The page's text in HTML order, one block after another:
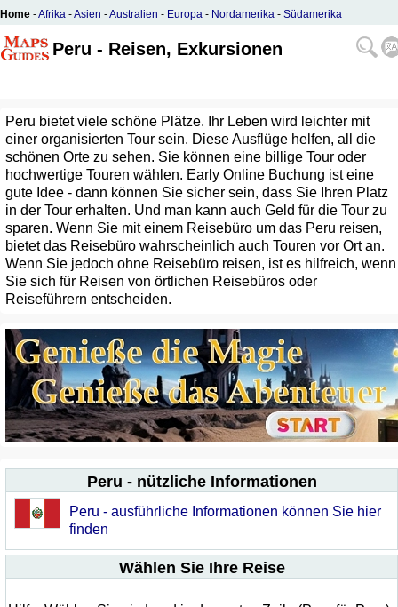
Home -Afrika -Asien -Australien - Europa - Nordamerika - Südamerika
Peru - Reisen, Exkursionen
Peru bietet viele schöne Plätze. Ihr Leben wird leichter mit
einer organisierten Tour sein. Diese Ausflüge helfen, all die
schönen Orte zu sehen. Sie können eine billige Tour oder
hochwertige Touren wählen. Early Online Buchung ist eine
gute Idee - dann können Sie sicher sein, dass Sie Ihren Platz
in der Tour erhalten. Und man kann auch Geld für die Tour zu
sparen. Wenn Sie mit einem Reisebüro um das Peru reisen,
bietet das Reisebüro wahrscheinlich auch Touren vor Ort an.
Wenn Sie jedoch ohne Reisebüro reisen, ist es hilfreich, wenn
Sie sich für Reisen von örtlichen Reisebüros oder
Reiseführern entscheiden.
Peru - nützliche Informationen
Peru - ausführliche Informationen können Sie hier
finden
Wählen Sie Ihre Reise